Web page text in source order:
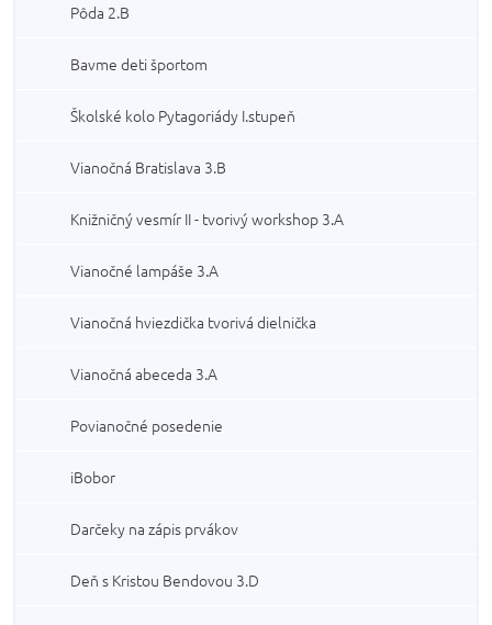
Pôda 2.B
Bavme deti športom
Školské kolo Pytagoriády I.stupeň
Vianočná Bratislava 3.B
Knižničný vesmír II - tvorivý workshop 3.A
Vianočné lampáše 3.A
Vianočná hviezdička tvorivá dielnička
Vianočná abeceda 3.A
Povianočné posedenie
iBobor
Darčeky na zápis prvákov
Deň s Kristou Bendovou 3.D